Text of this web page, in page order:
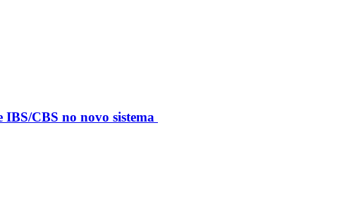
IBS/CBS no novo sistema